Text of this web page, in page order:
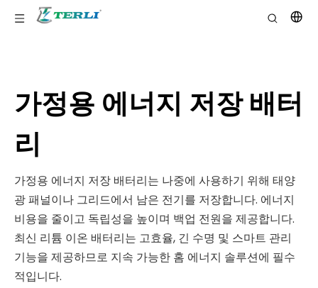
가정용 에너지 저장 배터
리
가정용 에너지 저장 배터리는 나중에 사용하기 위해 태양
광 패널이나 그리드에서 남은 전기를 저장합니다. 에너지
비용을 줄이고 독립성을 높이며 백업 전원을 제공합니다.
최신 리튬 이온 배터리는 고효율, 긴 수명 및 스마트 관리
기능을 제공하므로 지속 가능한 홈 에너지 솔루션에 필수
적입니다.